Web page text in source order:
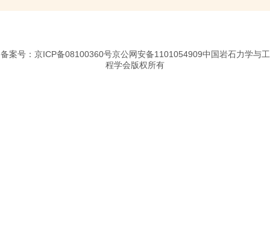
备案号：京ICP备08100360号京公网安备1101054909中国岩石力学与工
程学会版权所有